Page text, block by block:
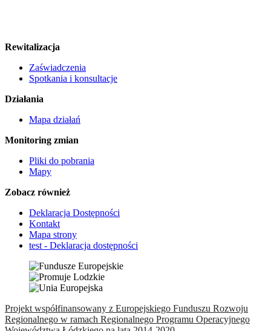
Rewitalizacja
Zaświadczenia
Spotkania i konsultacje
Działania
Mapa działań
Monitoring zmian
Pliki do pobrania
Mapy
Zobacz również
Deklaracja Dostępności
Kontakt
Mapa strony
test - Deklaracja dostępności
Projekt współfinansowany z Europejskiego Funduszu Rozwoju
Regionalnego w ramach Regionalnego Programu Operacyjnego